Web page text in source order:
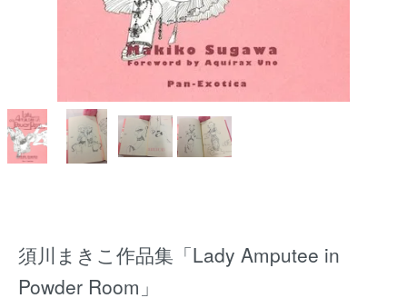
須川まきこ作品集「Lady Amputee in
Powder Room」